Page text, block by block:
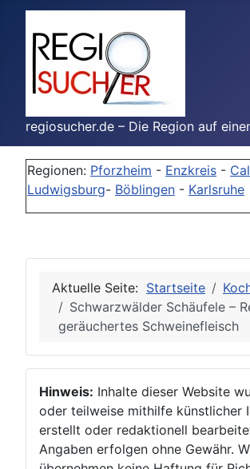
regiosucher.de – Die Region auf
Regionen: Pforzheim - Enzkreis -
Ludwigsburg- Böblingen - Karlsruhe
Aktuelle Seite: Startseite
Schwarzwälder Schäufele –
geräuchertes Schweinefleisch
Hinweis: Inhalte dieser Website
oder teilweise mithilfe künstlicher
erstellt oder redaktionell
Angaben erfolgen ohne Gewähr.